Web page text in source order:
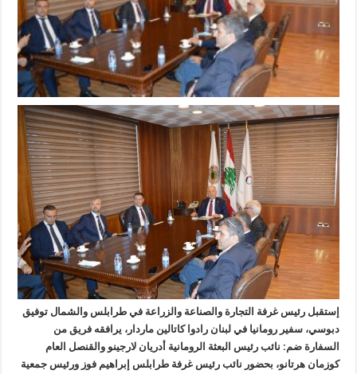
إستقبل رئيس غرفة التجارة والصناعة والزراعة في طرابلس والشمال توفيق
دبوسي، سفير رومانيا في لبنان رادوا كاتالين ماردار، يرافقه فريق من
السفارة ضم: نائب رئيس البعثة الرومانية أدريان لارجينو والقنصل العام
كوزمان هرتانو، بحضور نائب رئيس غرفة طرابلس إبراهيم فوز ورئيس جمعية